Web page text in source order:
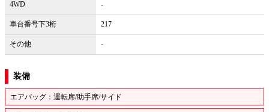
4WD -
車台番号下3桁 217
その他 -
装備
エアバッグ：運転席/助手席/サイド